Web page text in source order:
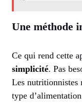
Une méthode
Ce qui rend cette
simplicité. Pas
Les nutritionnistes
type